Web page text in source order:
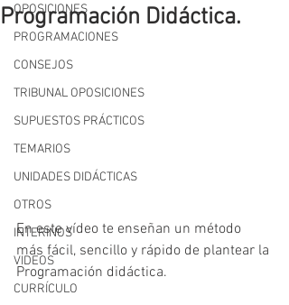
OPOSICIONES
PROGRAMACIONES
CONSEJOS
TRIBUNAL OPOSICIONES
SUPUESTOS PRÁCTICOS
TEMARIOS
UNIDADES DIDÁCTICAS
OTROS
INTERINOS
VIDEOS
CURRÍCULO
Programación Didáctica.
En este vídeo te enseñan un método
más fácil, sencillo y rápido de plantear la
Programación didáctica.